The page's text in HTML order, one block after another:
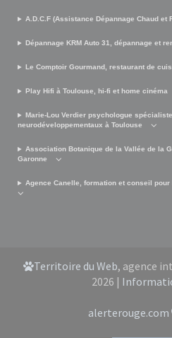
A.D.C.F (Assistance Dépannage Chaud et
Dépannage KRM Auto 31, dépannage et
Le Comptoir Gourmand, restaurant de
Play Hifi à Toulouse, hi-fi et home cinéma
Marie-Lou Verdier psychologue
neurodéveloppementaux à Toulouse
Association Botanique de la Vallée de la
Garonne
Agence Canelle, formation et conseil
Territoire du Web, agence
2026 |
alerterouge.com